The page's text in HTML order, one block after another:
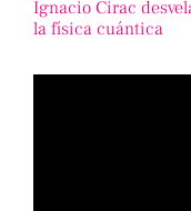
Ignacio Cirac
la física cuántica